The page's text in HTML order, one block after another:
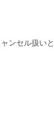
セル扱い